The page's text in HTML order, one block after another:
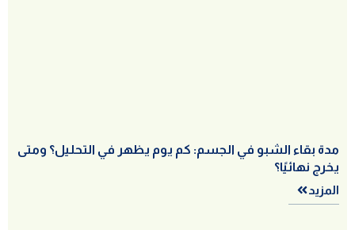
مدة بقاء الشبو في الجسم: كم يوم يظهر في التحليل؟ ومتى
يخرج نهائيًا؟
المزيد